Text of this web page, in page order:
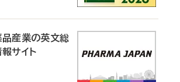
品産業の英文総
サイト